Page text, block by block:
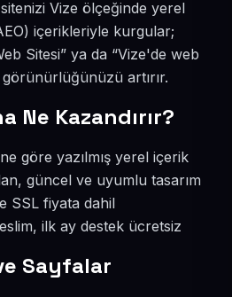
Vize ölçeğinde yerel
içerikleriyle kurgular;
Sitesi” ya da “Vize'de web
artırır.
Ne Kazandırır?
göre yazılmış yerel içerik
güncel ve uyumlu tasarım
SSL fiyata dahil
ilk ay destek ücretsiz
Sayfalar